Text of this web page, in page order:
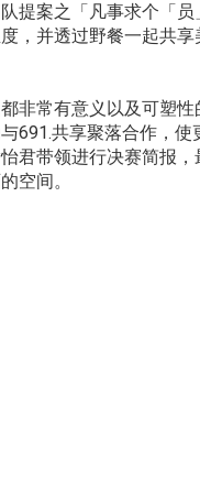
提案之「凡事求个「
，并透过野餐一起共
非常有意义以及可塑
691.共享聚落合作，
君带领进行决赛简报
空间。